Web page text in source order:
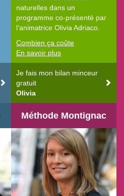
naturelles dans un
programme co-présenté par
l'animatrice Olivia Adriaco.
Combien ça coûte
En savoir plus
Je fais mon bilan minceur
gratuit
Olivia
Méthode Montignac